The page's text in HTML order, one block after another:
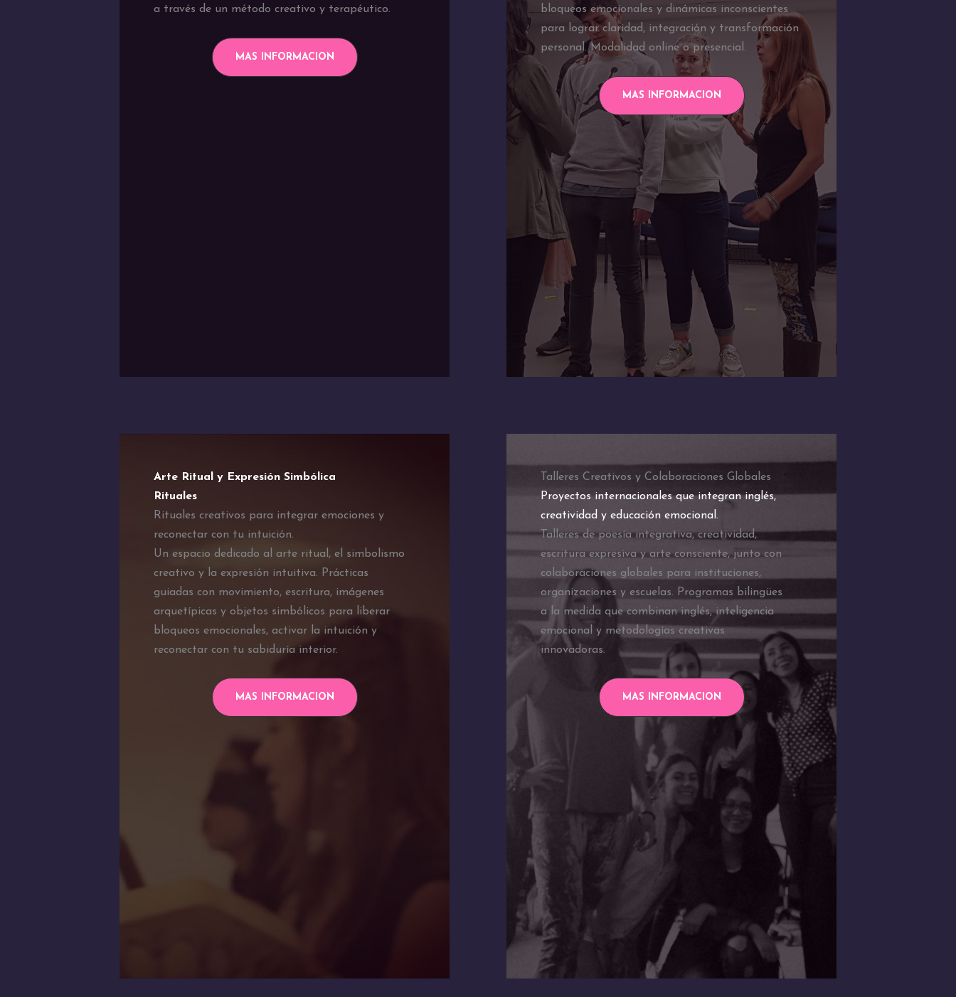
a través de un método creativo y terapéutico.
MAS INFORMACION
bloqueos emocionales y dinámicas inconscientes
para lograr claridad, integración y transformación
personal. Modalidad online o presencial.
MAS INFORMACION
Arte Ritual y Expresión Simbólica
Rituales
Rituales creativos para integrar emociones y
reconectar con tu intuición.
Un espacio dedicado al arte ritual, el simbolismo
creativo y la expresión intuitiva. Prácticas
guiadas con movimiento, escritura, imágenes
arquetípicas y objetos simbólicos para liberar
bloqueos emocionales, activar la intuición y
reconectar con tu sabiduría interior.
MAS INFORMACION
Talleres Creativos y Colaboraciones Globales
Proyectos internacionales que integran inglés,
creatividad y educación emocional.
Talleres de poesía integrativa, creatividad,
escritura expresiva y arte consciente, junto con
colaboraciones globales para instituciones,
organizaciones y escuelas. Programas bilingües
a la medida que combinan inglés, inteligencia
emocional y metodologías creativas
innovadoras.
MAS INFORMACION